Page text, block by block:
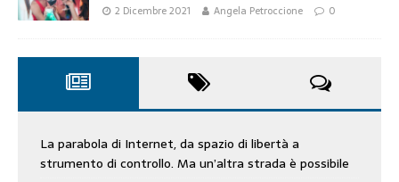
2 Dicembre 2021 Angela Petroccione 0
La parabola di Internet, da spazio di libertà a
strumento di controllo. Ma un’altra strada è possibile